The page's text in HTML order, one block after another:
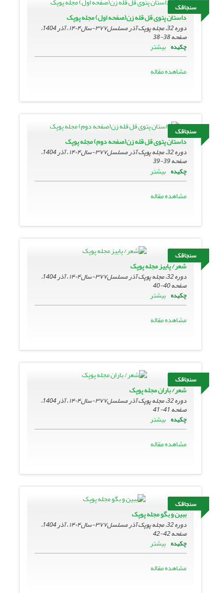
سنجاقک
داستان پتوی قل قله زن(صفحه اول) مجله پوپک
دوره 32، مجله پوپک آذر مسلسل۳۷۷-سال۱۴۰۴ ، آذر 1404،
صفحه38-38
چکیده بیشتر
مشاهده مقاله
سنجاقک
داستان پتوی قل قله زن(صفحه دوم) مجله پوپک
دوره 32، مجله پوپک آذر مسلسل۳۷۷-سال۱۴۰۴ ، آذر 1404،
صفحه39-39
چکیده بیشتر
مشاهده مقاله
سنجاقک
شعر/ پاییز مجله پوپک
دوره 32، مجله پوپک آذر مسلسل۳۷۷-سال۱۴۰۴ ، آذر 1404،
صفحه40-40
چکیده بیشتر
مشاهده مقاله
سنجاقک
شعر/ باران مجله پوپک
دوره 32، مجله پوپک آذر مسلسل۳۷۷-سال۱۴۰۴ ، آذر 1404،
صفحه41-41
چکیده بیشتر
مشاهده مقاله
سنجاقک
ببین و بگو مجله پوپک
دوره 32، مجله پوپک آذر مسلسل۳۷۷-سال۱۴۰۴ ، آذر 1404،
صفحه42-42
چکیده بیشتر
مشاهده مقاله